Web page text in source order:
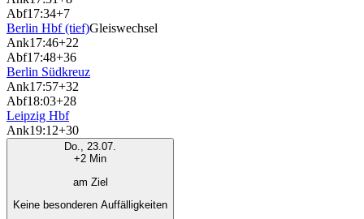
Abf17:34+7
Berlin Hbf (tief)Gleiswechsel
Ank17:46+22
Abf17:48+36
Berlin Südkreuz
Ank17:57+32
Abf18:03+28
Leipzig Hbf
Ank19:12+30
Do., 23.07.
+2 Min
am Ziel
Keine besonderen Auffälligkeiten